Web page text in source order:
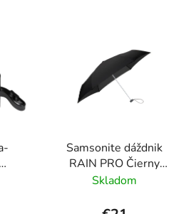
Samsonite dáždnik
RAIN PRO Čierny
skladací manuálny
Skladom